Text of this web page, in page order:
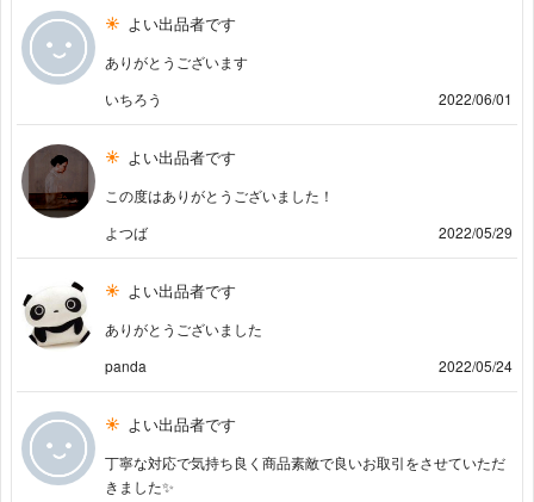
よい出品者です
ありがとうございます
いちろう
2022/06/01
よい出品者です
この度はありがとうございました！
よつば
2022/05/29
よい出品者です
ありがとうございました
panda
2022/05/24
よい出品者です
丁寧な対応で気持ち良く商品素敵で良いお取引をさせていただ
きました✨